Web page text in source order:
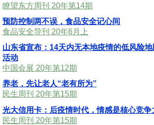
瞭望东方周刊 20年第14期
预防控制两不误，食品安全记心间
食品安全导刊 20年6月上
山东省宣布：14天内无本地疫情的低风险
活动
中国会展 20年第12期
养老，先让老人“老有所为”
民生周刊 20年第15期
光大信用卡：后疫情时代，情感是核心竞争
民生周刊 20年第15期